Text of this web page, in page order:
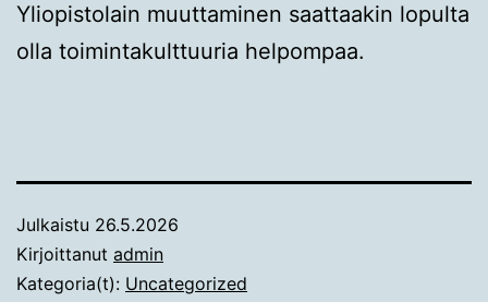
Yliopistolain muuttaminen saattaakin lopulta
olla toimintakulttuuria helpompaa.
Julkaistu 26.5.2026
Kirjoittanut admin
Kategoria(t): Uncategorized